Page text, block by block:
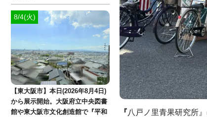
『八戸ノ里青果研究所』
8/4(火)
【東大阪市】本日(2026年8月4日)
から展示開始。大阪府立中央図書
館や東大阪市文化創造館で『平和